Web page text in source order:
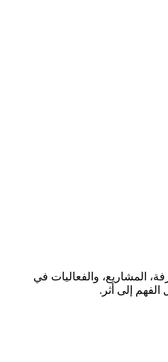
المشاريع، والفعاليات في
إلى أثر.